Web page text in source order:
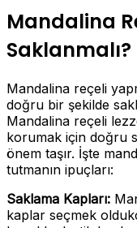
Mandalina
Saklanmalı?
Mandalina reçeli
doğru bir şekilde
Mandalina reçeli
korumak için doğru
önem taşır. İşte
tutmanın ipuçları:
Saklama Kapları:
kaplar seçmek